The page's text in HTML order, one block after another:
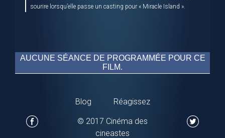
sourire lorsqu’elle passe un casting pour « Miracle Island ».
AUCUNE SÉANCE DE PROGRAMMÉE POUR CE
FILM.
Blog Réagissez
© 2017 Cinéma des
cineastes